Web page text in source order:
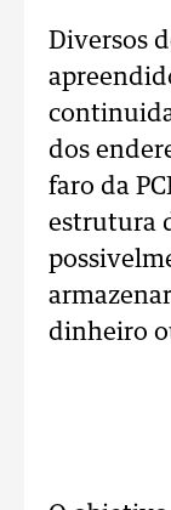
Diversos
dos
faro da
estrutura
dinheiro